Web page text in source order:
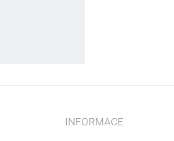
INFORMACE